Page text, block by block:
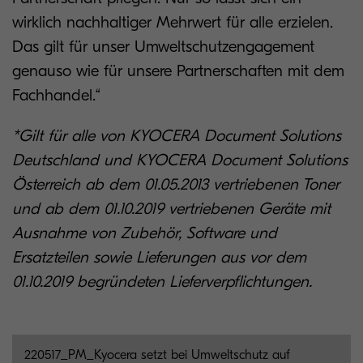
wirklich nachhaltiger Mehrwert für alle erzielen.
Das gilt für unser Umweltschutzengagement
genauso wie für unsere Partnerschaften mit dem
Fachhandel.“
*Gilt für alle von KYOCERA Document Solutions
Deutschland und KYOCERA Document Solutions
Österreich ab dem 01.05.2013 vertriebenen Toner
und ab dem 01.10.2019 vertriebenen Geräte mit
Ausnahme von Zubehör, Software und
Ersatzteilen sowie Lieferungen aus vor dem
01.10.2019 begründeten Lieferverpflichtungen.
220517_PM_Kyocera setzt bei Umweltschutz auf